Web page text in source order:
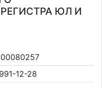
ЮЛ И
12-28